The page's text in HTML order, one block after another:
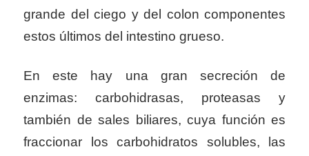
grande del ciego y del colon componentes
estos últimos del intestino grueso.
En este hay una gran secreción de
enzimas: carbohidrasas, proteasas y
también de sales biliares, cuya función es
fraccionar los carbohidratos solubles, las